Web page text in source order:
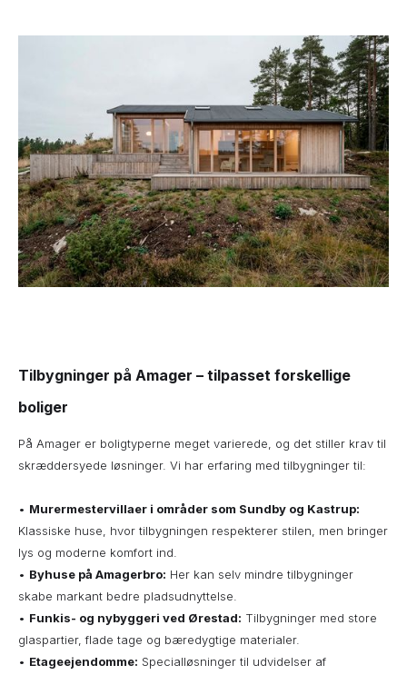
Tilbygninger på Amager – tilpasset forskellige
boliger
På Amager er boligtyperne meget varierede, og det stiller krav til
skræddersyede løsninger. Vi har erfaring med tilbygninger til:
• Murermestervillaer i områder som Sundby og Kastrup:
Klassiske huse, hvor tilbygningen respekterer stilen, men bringer
lys og moderne komfort ind.
• Byhuse på Amagerbro: Her kan selv mindre tilbygninger
skabe markant bedre pladsudnyttelse.
• Funkis- og nybyggeri ved Ørestad: Tilbygninger med store
glaspartier, flade tage og bæredygtige materialer.
• Etageejendomme: Specialløsninger til udvidelser af